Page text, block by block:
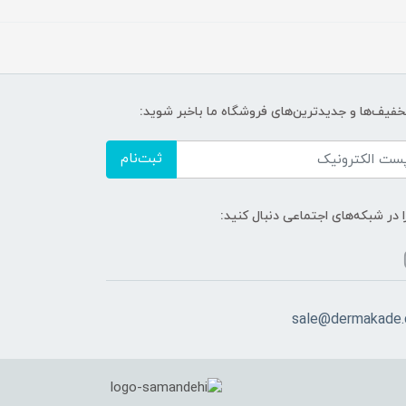
و جدیدترین‌های فروشگاه ما باخبر شوید:
ثبت‌نام
در شبکه‌های اجتماعی دنبال کنید: